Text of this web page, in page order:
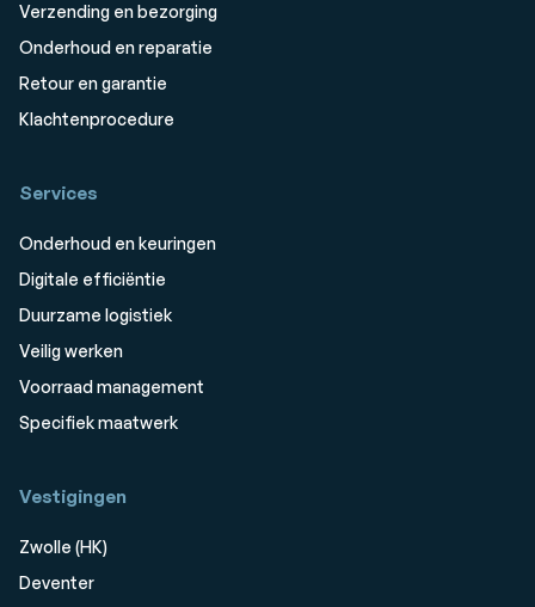
Verzending en bezorging
Onderhoud en reparatie
Retour en garantie
Klachtenprocedure
Services
Onderhoud en keuringen
Digitale efficiëntie
Duurzame logistiek
Veilig werken
Voorraad management
Specifiek maatwerk
Vestigingen
Zwolle (HK)
Deventer